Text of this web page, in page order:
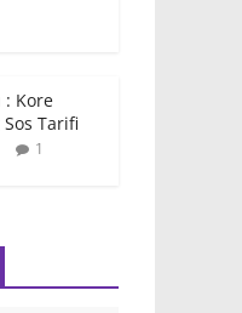
: Kore
Tarifi
1